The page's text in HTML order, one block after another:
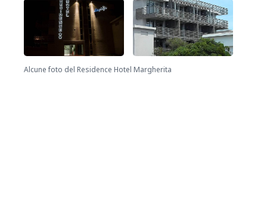
Alcune foto del Residence Hotel Margherita